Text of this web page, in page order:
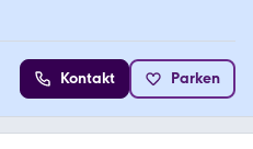
Kontakt Parken